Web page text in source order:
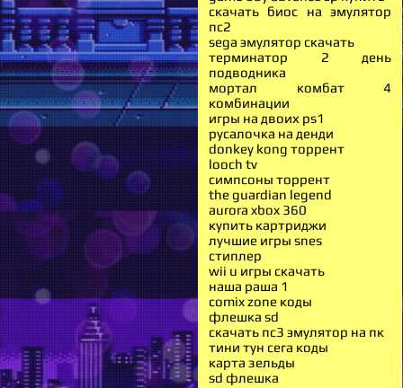
скачать биос на эмулятор
пс2
sega эмулятор скачать
терминатор 2 день
подводника
мортал комбат 4
комбинации
игры на двоих ps1
русалочка на денди
donkey kong торрент
looch tv
симпсоны торрент
the guardian legend
aurora xbox 360
купить картриджи
лучшие игры snes
стиплер
wii u игры скачать
наша раша 1
comix zone коды
флешка sd
скачать пс3 эмулятор на пк
тини тун сега коды
карта зельды
sd флешка